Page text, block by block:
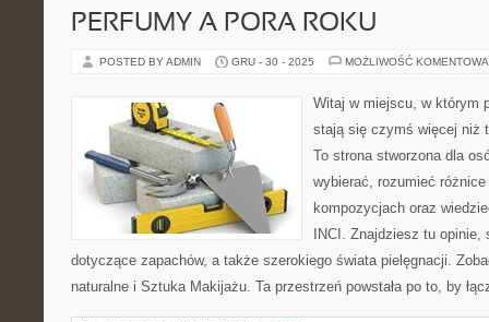
PERFUMY A PORA ROKU
POSTED BY ADMIN GRU - 30 - 2025 MOŻLIWOŚĆ
Witaj w miejscu, w którym
stają się czymś więcej niż
To strona stworzona dla
wybierać, rozumieć
kompozycjach oraz
INCI. Znajdziesz tu
dotyczące zapachów, a także szerokiego świata pielęgnacji.
naturalne i Sztuka Makijażu. Ta przestrzeń powstała po to, by